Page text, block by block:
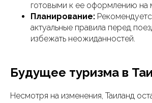
готовыми к ее оформлению на
Планирование:
актуальные правила перед
избежать неожиданностей.
Будущее туризма в
Несмотря на изменения, Таиланд